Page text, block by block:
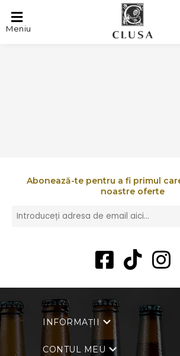
Meniu
CASEIFICIO
Abonează-te pentru a fi primul
noastre oferte
INFORMAȚII
CONTUL MEU